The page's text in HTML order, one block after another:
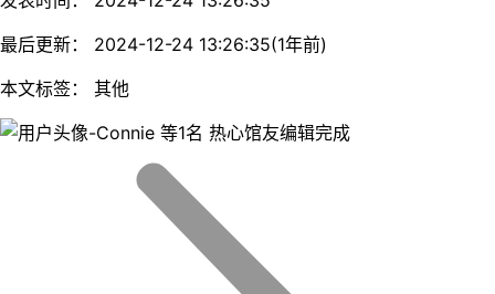
最后更新： 2024-12-24 13:26:35(1年前)
本文标签： 其他
等1名 热心馆友编辑完成